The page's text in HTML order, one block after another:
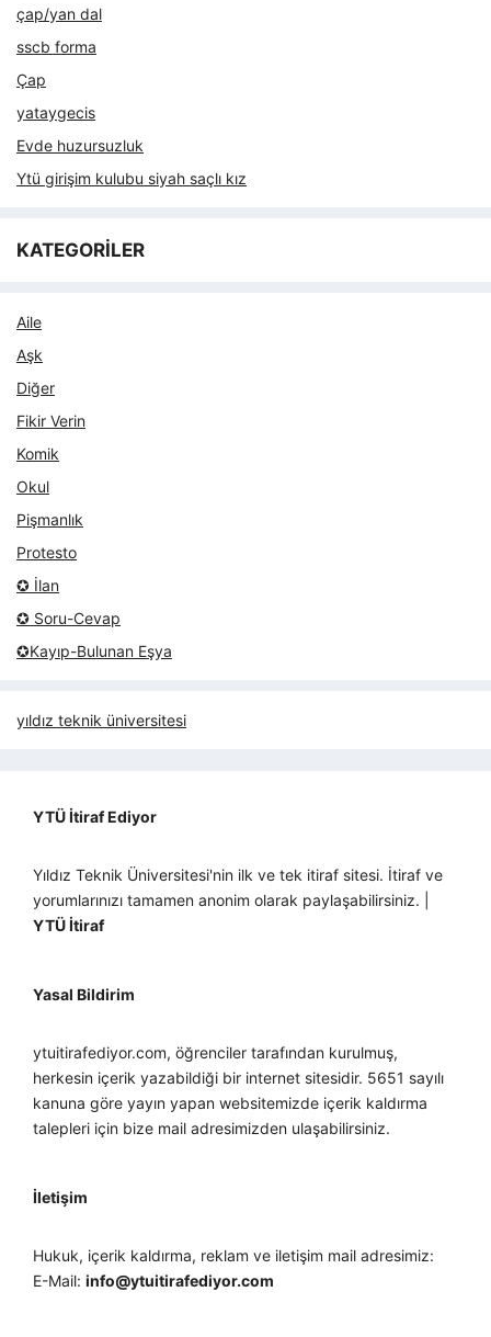
çap/yan dal
sscb forma
Çap
yataygecis
Evde huzursuzluk
Ytü girişim kulubu siyah saçlı kız
KATEGORİLER
Aile
Aşk
Diğer
Fikir Verin
Komik
Okul
Pişmanlık
Protesto
✪ İlan
✪ Soru-Cevap
✪Kayıp-Bulunan Eşya
yıldız teknik üniversitesi
YTÜ İtiraf Ediyor
Yıldız Teknik Üniversitesi'nin ilk ve tek itiraf sitesi. İtiraf ve
yorumlarınızı tamamen anonim olarak paylaşabilirsiniz. |
YTÜ İtiraf
Yasal Bildirim
ytuitirafediyor.com, öğrenciler tarafından kurulmuş,
herkesin içerik yazabildiği bir internet sitesidir. 5651 sayılı
kanuna göre yayın yapan websitemizde içerik kaldırma
talepleri için bize mail adresimizden ulaşabilirsiniz.
İletişim
Hukuk, içerik kaldırma, reklam ve iletişim mail adresimiz:
E-Mail: info@ytuitirafediyor.com